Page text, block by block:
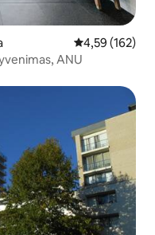
Vidutinis
4,59 (162)
ANU